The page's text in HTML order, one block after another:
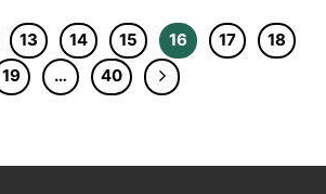
13 14 15 16 17
18
19
… 40